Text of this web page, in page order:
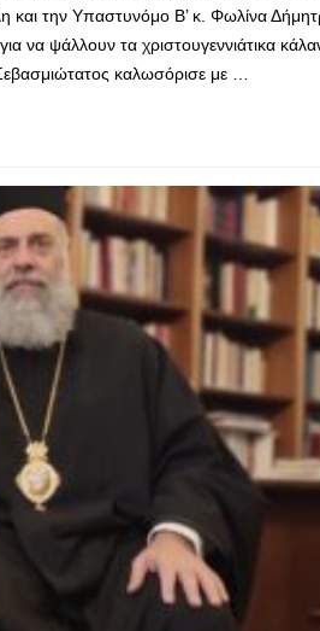
την Υπαστυνόμο Β’ κ. Φωλίνα
να ψάλλουν τα χριστουγεννιάτικα
καλωσόρισε με …